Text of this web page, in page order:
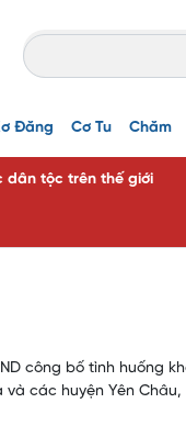
Đăng Cơ Tu Chăm
dân tộc trên thế giới
công bố tình huống
các huyện Yên Châu,